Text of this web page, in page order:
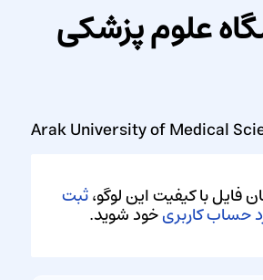
علوم پزشکی
Arak University of Medical
فایل با کیفیت این لوگو،ثبت
حساب کاربریخود شوید.